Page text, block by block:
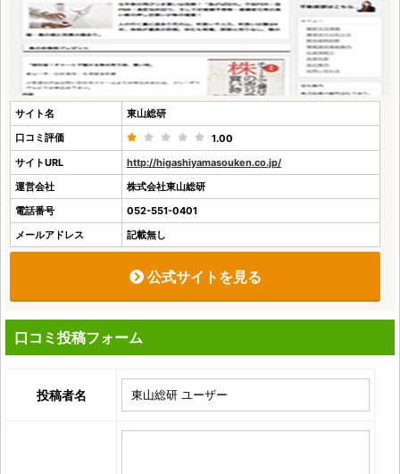
サイト名
東山総研
口コミ評価
1.00
サイトURL
http://higashiyamasouken.co.jp/
運営会社
株式会社東山総研
電話番号
052-551-0401
メールアドレス
記載無し
公式サイトを見る
口コミ投稿フォーム
投稿者名